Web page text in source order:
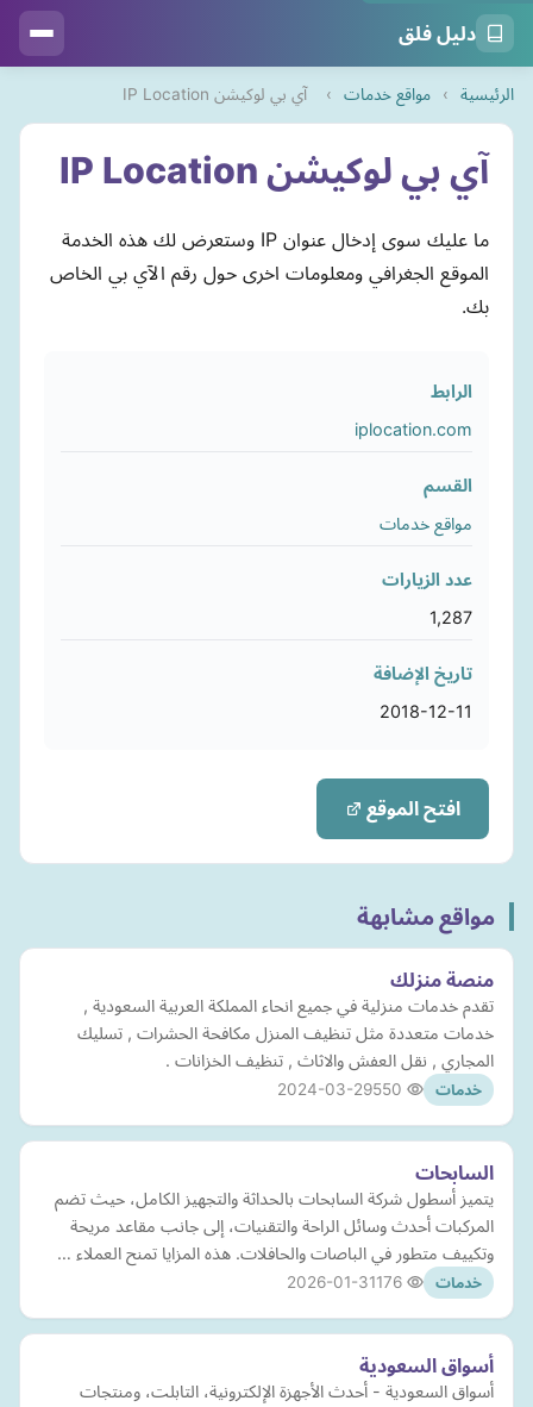
دليل فلق
الرئيسية › مواقع خدمات › آي بي لوكيشن IP Location
آي بي لوكيشن IP Location
ما عليك سوى إدخال عنوان IP وستعرض لك هذه الخدمة
الموقع الجغرافي ومعلومات اخرى حول رقم الآي بي الخاص
بك.
الرابط
iplocation.com
القسم
مواقع خدمات
عدد الزيارات
1,287
تاريخ الإضافة
2018-12-11
افتح الموقع
مواقع مشابهة
منصة منزلك
تقدم خدمات منزلية في جميع انحاء المملكة العربية السعودية ,
خدمات متعددة مثل تنظيف المنزل مكافحة الحشرات , تسليك
المجاري , نقل العفش والاثاث , تنظيف الخزانات .
خدمات 2024-03-29
السابحات
يتميز أسطول شركة السابحات بالحداثة والتجهيز الكامل، حيث تضم
المركبات أحدث وسائل الراحة والتقنيات، إلى جانب مقاعد مريحة
وتكييف متطور في الباصات والحافلات. هذه المزايا تمنح العملاء …
خدمات 2026-01-31
أسواق السعودية
أسواق السعودية - أحدث الأجهزة الإلكترونية، التابلت، ومنتجات